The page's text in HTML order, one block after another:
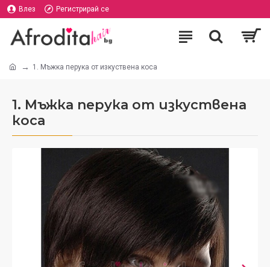
Влез Регистрирай се
1. Мъжка перука от изкуствена коса
1. Мъжка перука от изкуствена
коса